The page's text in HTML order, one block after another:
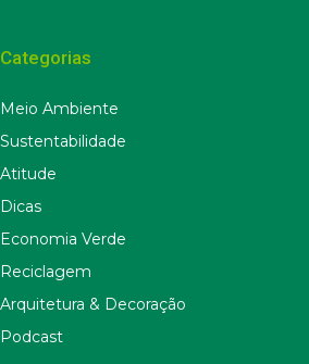
Categorias
Meio Ambiente
Sustentabilidade
Atitude
Dicas
Economia Verde
Reciclagem
Arquitetura & Decoração
Podcast